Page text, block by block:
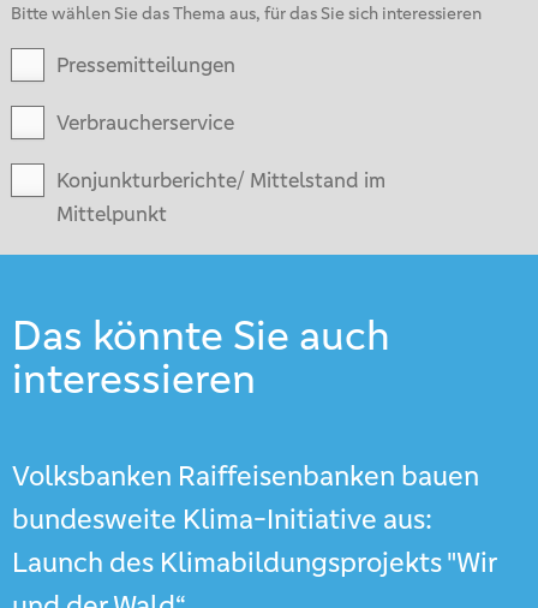
Bitte wählen Sie das Thema aus, für das Sie sich interessieren
Pressemitteilungen
Verbraucherservice
Konjunkturberichte/ Mittelstand im
Mittelpunkt
Das könnte Sie auch
interessieren
Volksbanken Raiffeisenbanken bauen
bundesweite Klima-Initiative aus:
Launch des Klimabildungsprojekts "Wir